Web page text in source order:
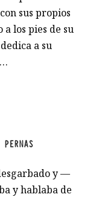
sus propios
a los pies de su
a su
PERNAS
y —
y hablaba de